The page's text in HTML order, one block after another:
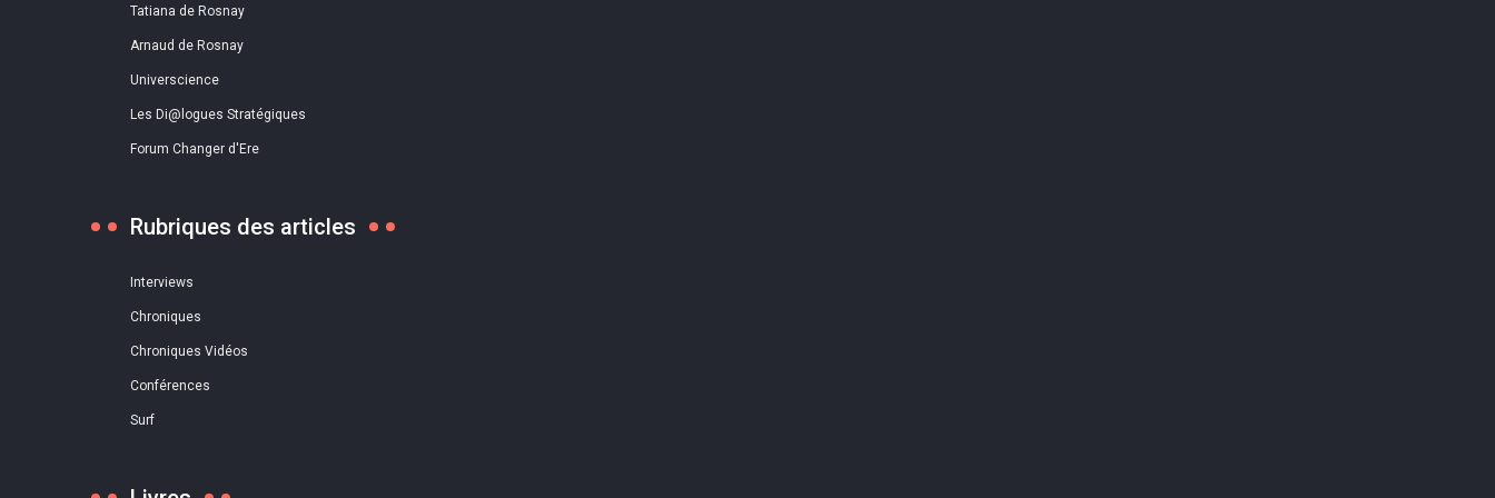
Tatiana de Rosnay
Arnaud de Rosnay
Universcience
Les Di@logues Stratégiques
Forum Changer d'Ere
Rubriques des articles
Interviews
Chroniques
Chroniques Vidéos
Conférences
Surf